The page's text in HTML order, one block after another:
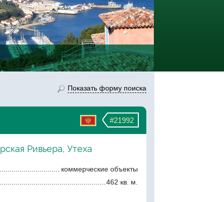
Показать форму поиска
#21992
Ривьера, Утеха
коммерческие объекты
462 кв. м.